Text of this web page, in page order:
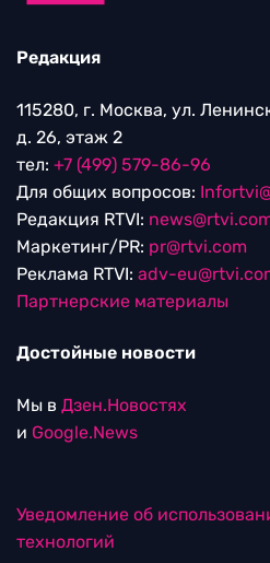
Редакция
115280, г. Москва, ул.
д. 26, этаж 2
тел: +7 (499) 579-86-96
Для общих вопросов:
Редакция RTVI:
Маркетинг/PR: pr@rtvi.com
Реклама RTVI: adv-
Партнерские материалы
Достойные новости
Мы в Дзен.Новостях
и Google.News
Уведомление об
технологий